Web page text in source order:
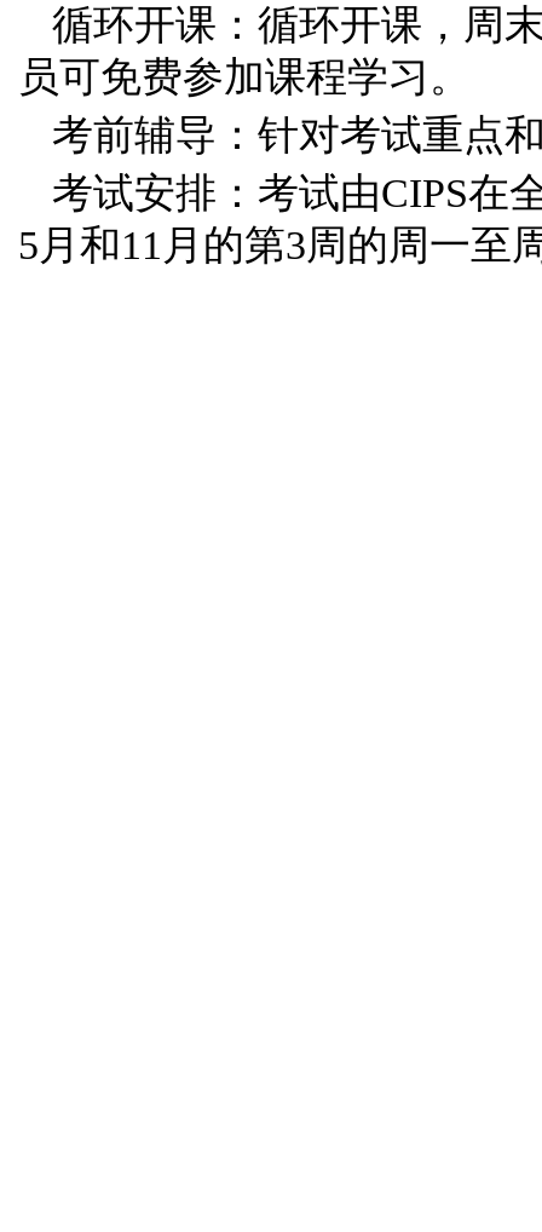
循环开课：循环开课，周
员可免费参加课程学习。
考前辅导：针对考试重点
考试安排：考试由CIPS在
5月和11月的第3周的周一至